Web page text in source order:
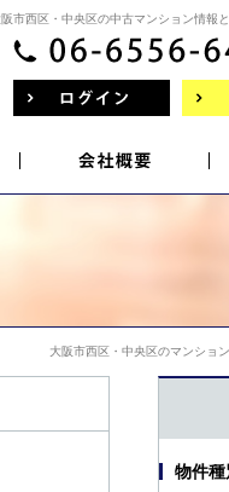
阪市西区・中央区の中古マンション情報
大阪市西区・中央区のマンショ
物件種